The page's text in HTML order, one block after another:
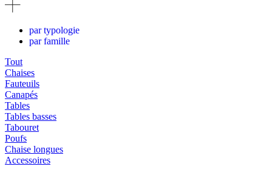
par typologie
par famille
Tout
Chaises
Fauteuils
Canapés
Tables
Tables basses
Tabouret
Poufs
Chaise longues
Accessoires